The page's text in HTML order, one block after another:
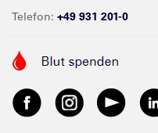
Telefon: +49 931 201-0